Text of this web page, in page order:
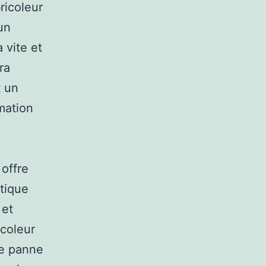
vite et
un
panne